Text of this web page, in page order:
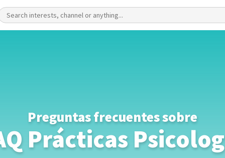
Preguntas frecuentes sobre
Prácticas